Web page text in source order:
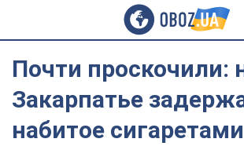
Почти проскочили:
Закарпатье
набитое